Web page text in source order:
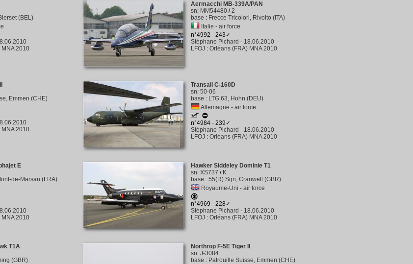
(BEL)
2010
Aermacchi MB-339A/PAN
sn: MM54480 /2
base : Frecce Tricolori, Rivolto (ITA)
Italie - air force
n°4992 - 243✓
Stéphane Pichard - 18.06.2010
LFOJ : Orléans (FRA) MNA 2010
Emmen (CHE)
2010
Transall C-160D
sn: 50-06
base : LTG 63, Hohn (DEU)
Allemagne - air force
n°4984 - 239✓
Stéphane Pichard - 18.06.2010
LFOJ : Orléans (FRA) MNA 2010
E
de-Marsan (FRA)
2010
Hawker Siddeley Dominie T1
sn: XS737 / K
base : 55(R) Sqn, Cranwell (GBR)
Royaume-Uni - air force
n°4969 - 228✓
Stéphane Pichard - 18.06.2010
LFOJ : Orléans (FRA) MNA 2010
T1A
(GBR)
Northrop F-5E Tiger II
sn: J-3084
base : Patrouille Suisse, Emmen (CHE)